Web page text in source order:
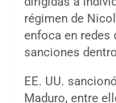
régimen de
enfoca en redes
sanciones
EE. UU.
Maduro, entre